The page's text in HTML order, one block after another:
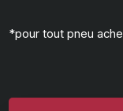
*pour tout pneu